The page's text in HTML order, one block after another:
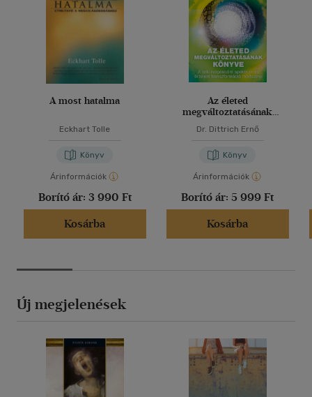
Ismerd meg te is a könyvet, amely több millió ember életét
A most hatalma
Eckhart Tolle
Könyv
Árinformációk
Borító ár: 3 990 Ft
Kosárba
Az életed
megváltoztatásának
Dr. Dittrich Ernő
Könyv
Árinformációk
Borító ár: 5 999 Ft
Kosárba
Új megjelenések